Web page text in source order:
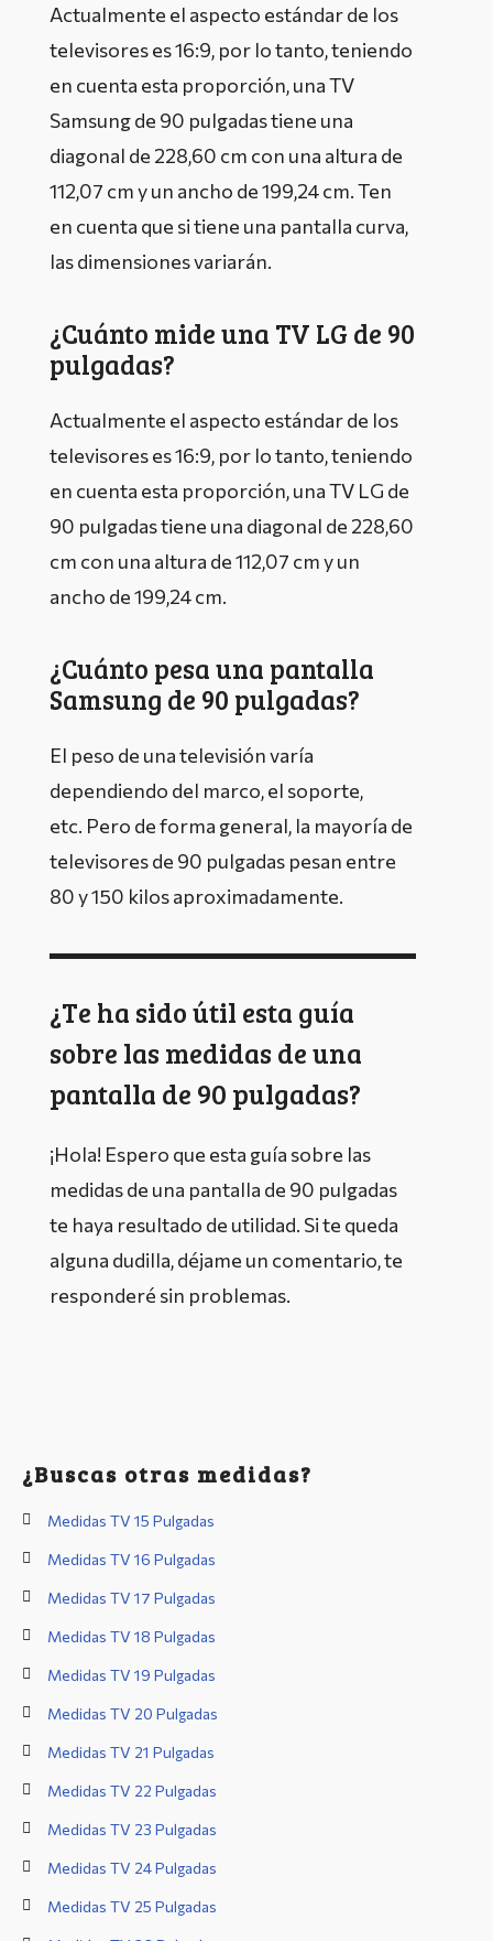
Actualmente el aspecto estándar de los
televisores es 16:9, por lo tanto, teniendo
en cuenta esta proporción, una TV
Samsung de 90 pulgadas tiene una
diagonal de 228,60 cm con una altura de
112,07 cm y un ancho de 199,24 cm. Ten
en cuenta que si tiene una pantalla curva,
las dimensiones variarán.
¿Cuánto mide una TV LG de 90
pulgadas?
Actualmente el aspecto estándar de los
televisores es 16:9, por lo tanto, teniendo
en cuenta esta proporción, una TV LG de
90 pulgadas tiene una diagonal de 228,60
cm con una altura de 112,07 cm y un
ancho de 199,24 cm.
¿Cuánto pesa una pantalla
Samsung de 90 pulgadas?
El peso de una televisión varía
dependiendo del marco, el soporte,
etc. Pero de forma general, la mayoría de
televisores de 90 pulgadas pesan entre
80 y 150 kilos aproximadamente.
¿Te ha sido útil esta guía
sobre las medidas de una
pantalla de 90 pulgadas?
¡Hola! Espero que esta guía sobre las
medidas de una pantalla de 90 pulgadas
te haya resultado de utilidad. Si te queda
alguna dudilla, déjame un comentario, te
responderé sin problemas.
¿Buscas otras medidas?
Medidas TV 15 Pulgadas
Medidas TV 16 Pulgadas
Medidas TV 17 Pulgadas
Medidas TV 18 Pulgadas
Medidas TV 19 Pulgadas
Medidas TV 20 Pulgadas
Medidas TV 21 Pulgadas
Medidas TV 22 Pulgadas
Medidas TV 23 Pulgadas
Medidas TV 24 Pulgadas
Medidas TV 25 Pulgadas